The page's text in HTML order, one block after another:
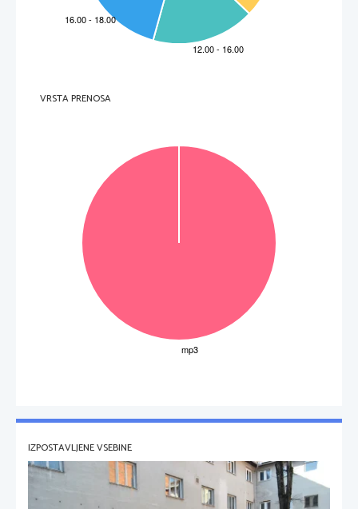
VRSTA PRENOSA
IZPOSTAVLJENE VSEBINE